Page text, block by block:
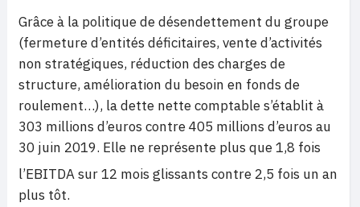
Grâce à la politique de désendettement du groupe
(fermeture d’entités déficitaires, vente d’activités
non stratégiques, réduction des charges de
structure, amélioration du besoin en fonds de
roulement…), la dette nette comptable s’établit à
303 millions d’euros contre 405 millions d’euros au
30 juin 2019. Elle ne représente plus que 1,8 fois
l’EBITDAsur 12 mois glissants contre 2,5 fois un an
plus tôt.